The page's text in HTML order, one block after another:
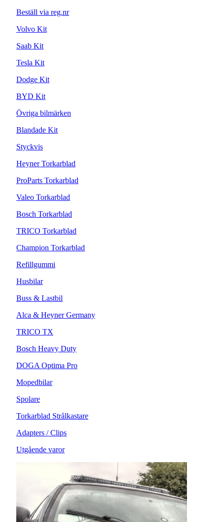
Beställ via reg.nr
Volvo Kit
Saab Kit
Tesla Kit
Dodge Kit
BYD Kit
Övriga bilmärken
Blandade Kit
Styckvis
Heyner Torkarblad
ProParts Torkarblad
Valeo Torkarblad
Bosch Torkarblad
TRICO Torkarblad
Champion Torkarblad
Refillgummi
Husbilar
Buss & Lastbil
Alca & Heyner Germany
TRICO TX
Bosch Heavy Duty
DOGA Optima Pro
Mopedbilar
Spolare
Torkarblad Strålkastare
Adapters / Clips
Utgående varor